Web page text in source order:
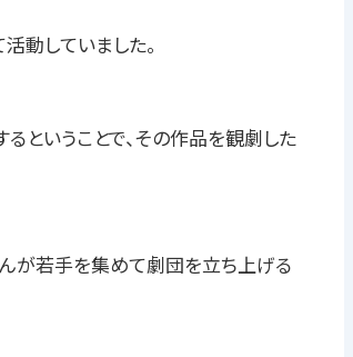
動していました。
ということで、その作品を観劇した
が若手を集めて劇団を立ち上げる